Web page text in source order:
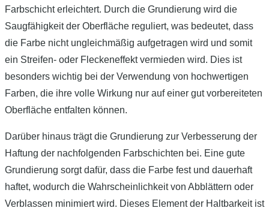
Farbschicht erleichtert. Durch die Grundierung wird die
Saugfähigkeit der Oberfläche reguliert, was bedeutet, dass
die Farbe nicht ungleichmäßig aufgetragen wird und somit
ein Streifen- oder Fleckeneffekt vermieden wird. Dies ist
besonders wichtig bei der Verwendung von hochwertigen
Farben, die ihre volle Wirkung nur auf einer gut vorbereiteten
Oberfläche entfalten können.
Darüber hinaus trägt die Grundierung zur Verbesserung der
Haftung der nachfolgenden Farbschichten bei. Eine gute
Grundierung sorgt dafür, dass die Farbe fest und dauerhaft
haftet, wodurch die Wahrscheinlichkeit von Abblättern oder
Verblassen minimiert wird. Dieses Element der Haltbarkeit ist